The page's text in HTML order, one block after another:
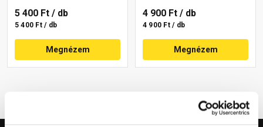
5 400 Ft / db
5 400 Ft / db
Megnézem
4 900 Ft / db
4 900 Ft / db
Megnézem